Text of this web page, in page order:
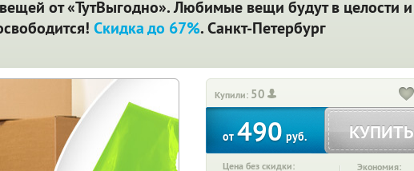
от «ТутВыгодно». Любимые вещи будут в целости и
Скидка до 67%. Санкт-Петербург
Купили: 50
от490руб. КУПИТЬ
Цена без скидки: Экономия: